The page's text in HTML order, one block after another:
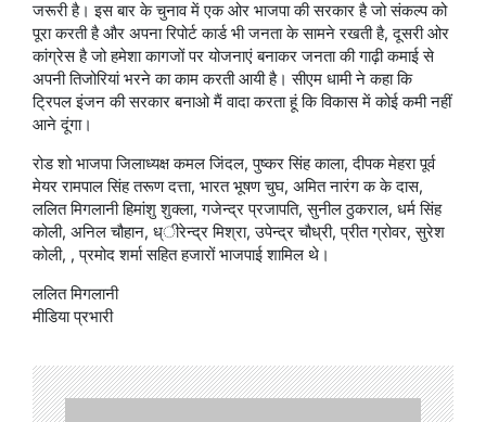
जरूरी है। इस बार के चुनाव में एक ओर भाजपा की सरकार है जो संकल्प को
पूरा करती है और अपना रिपोर्ट कार्ड भी जनता के सामने रखती है, दूसरी ओर
कांग्रेस है जो हमेशा कागजों पर योजनाएं बनाकर जनता की गाढ़ी कमाई से
अपनी तिजोरियां भरने का काम करती आयी है। सीएम धामी ने कहा कि
ट्रिपल इंजन की सरकार बनाओ मैं वादा करता हूं कि विकास में कोई कमी नहीं
आने दूंगा।
रोड शो भाजपा जिलाध्यक्ष कमल जिंदल, पुष्कर सिंह काला, दीपक मेहरा पूर्व
मेयर रामपाल सिंह तरूण दत्ता, भारत भूषण चुघ, अमित नारंग क के दास,
ललित मिगलानी हिमांशु शुक्ला, गजेन्द्र प्रजापति, सुनील ठुकराल, धर्म सिंह
कोली, अनिल चौहान, ध्ीरेन्द्र मिश्रा, उपेन्द्र चौध्री, प्रीत ग्रोवर, सुरेश
कोली, , प्रमोद शर्मा सहित हजारों भाजपाई शामिल थे।
ललित मिगलानी
मीडिया प्रभारी